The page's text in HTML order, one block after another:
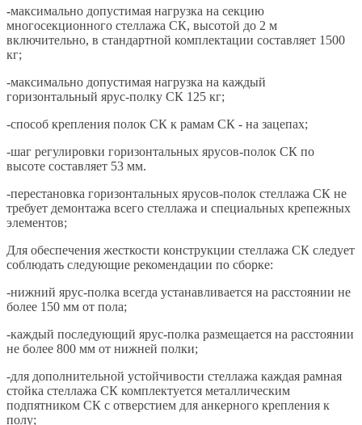
-максимально допустимая нагрузка на секцию
многосекционного стеллажа СК, высотой до 2 м
включительно, в стандартной комплектации составляет 1500
кг;
-максимально допустимая нагрузка на каждый
горизонтальный ярус-полку СК 125 кг;
-способ крепления полок СК к рамам СК - на зацепах;
-шаг регулировки горизонтальных ярусов-полок СК по
высоте составляет 53 мм.
-перестановка горизонтальных ярусов-полок стеллажа СК не
требует демонтажа всего стеллажа и специальных крепежных
элементов;
Для обеспечения жесткости конструкции стеллажа СК следует
соблюдать следующие рекомендации по сборке:
-нижний ярус-полка всегда устанавливается на расстоянии не
более 150 мм от пола;
-каждый последующий ярус-полка размещается на расстоянии
не более 800 мм от нижней полки;
-для дополнительной устойчивости стеллажа каждая рамная
стойка стеллажа СК комплектуется металлическим
подпятником СК с отверстием для анкерного крепления к
полу;